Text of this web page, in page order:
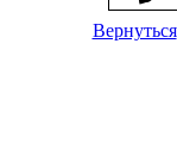
Вернуться